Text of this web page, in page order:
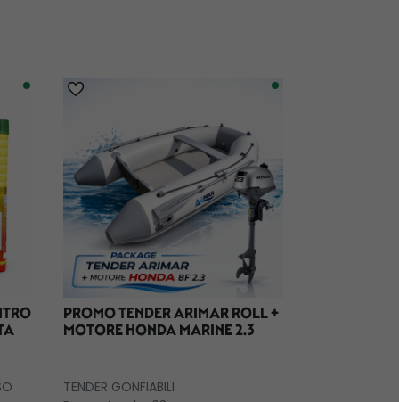
PROMO TENDER ARIMAR ROLL +
MOTORE HONDA MARINE 2.3
TENDER GONFIABILI